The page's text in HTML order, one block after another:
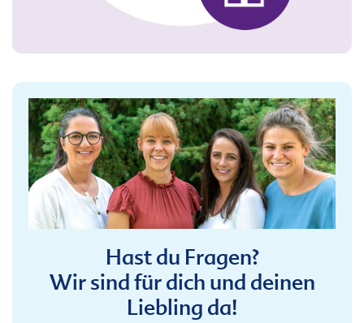
Hast du Fragen?
Wir sind für dich und deinen
Liebling da!